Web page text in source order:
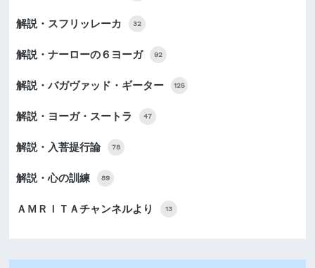
解説・スフリッレーカ 32
解説・ナーローの６ヨーガ 92
解説・バガヴァッド・ギーター 125
解説・ヨーガ・スートラ 47
解説・入菩提行論 78
解説・心の訓練 89
ＡＭＲＩＴＡチャンネルより 13